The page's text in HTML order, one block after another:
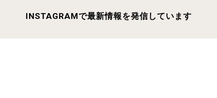
INSTAGRAMで最新情報を発信しています